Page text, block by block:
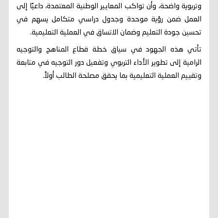
وتربوية واضحة، وأن تواكب المعايير الوطنية المعتمدة، داعيًا إلى
العمل ضمن رؤية موحدة وجدول دراسي متكامل يسهم في
تحسين جودة التعليم وضمان الاتساق في العملية التعليمية.
تأتي هذه الجهود في سياق خطة قطاع المناهج والتوجيه
الرامية إلى تطوير الأداء التربوي وتفعيل دور التوجيه في متابعة
وتقييم العملية التعليمية بما يحقق مصلحة الطالب أولاً.